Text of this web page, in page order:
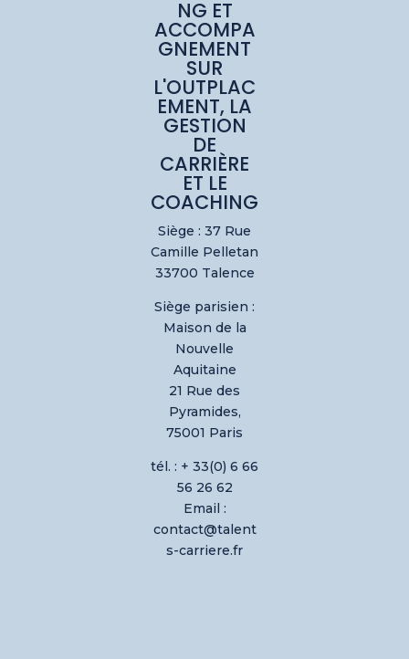
NG ET
ACCOMPA
GNEMENT
SUR
L'OUTPLAC
EMENT, LA
GESTION
DE
CARRIÈRE
ET LE
COACHING
Siège : 37 Rue
Camille Pelletan
33700 Talence
Siège parisien :
Maison de la
Nouvelle
Aquitaine
21 Rue des
Pyramides,
75001 Paris
tél. : + 33(0) 6 66
56 26 62
Email :
contact@talent
s-carriere.fr